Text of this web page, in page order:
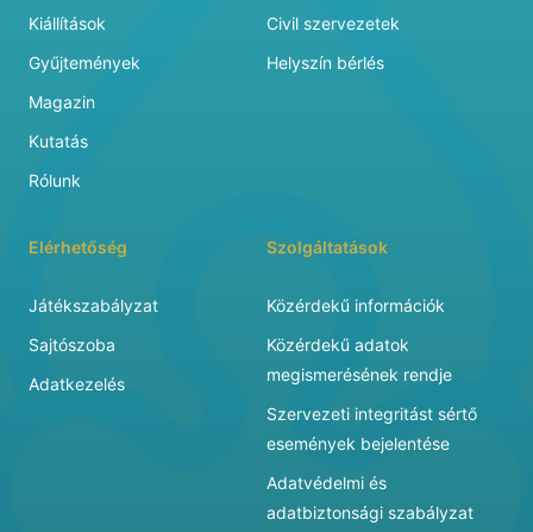
Kiállítások
Gyűjtemények
Magazin
Kutatás
Rólunk
Civil szervezetek
Helyszín bérlés
Elérhetőség
Játékszabályzat
Sajtószoba
Adatkezelés
Szolgáltatások
Közérdekű információk
Közérdekű adatok
megismerésének rendje
Szervezeti integritást sértő
események bejelentése
Adatvédelmi és
adatbiztonsági szabályzat